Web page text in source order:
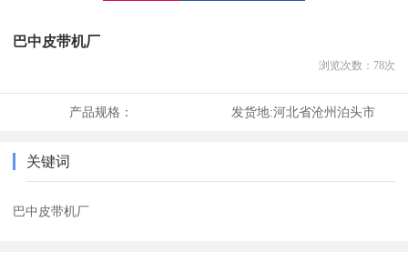
巴中皮带机厂
浏览次数： 78次
产品规格： 发货地:河北省沧州泊头市
关键词
巴中皮带机厂